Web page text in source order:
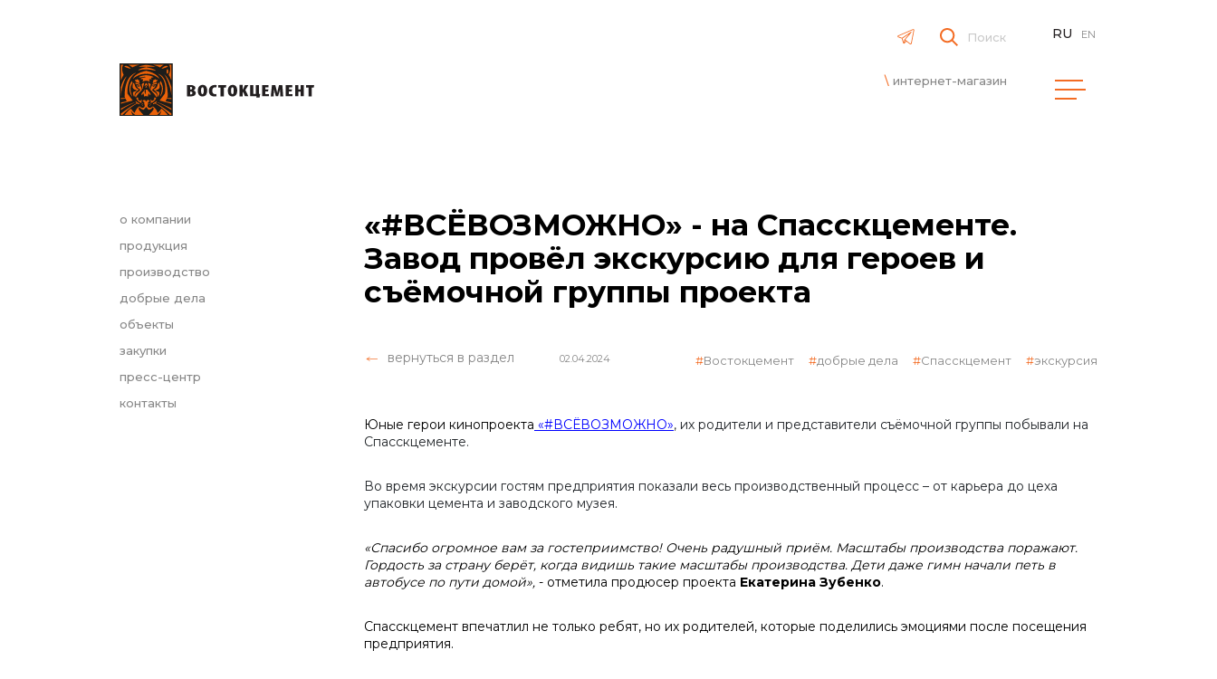
Поиск
интернет-магазин
RU EN
о компании
продукция
производство
добрые дела
объекты
закупки
пресс-центр
контакты
«#ВСЁВОЗМОЖНО» - на Спасскцементе.
Завод провёл экскурсию для героев и
съёмочной группы проекта
вернуться в раздел 02.04.2024 Востокцемент добрые дела Спасскцемент экскурсия
Юные герои кинопроекта «#ВСЁВОЗМОЖНО», их родители и представители съёмочной группы побывали на
Спасскцементе.
Во время экскурсии гостям предприятия показали весь производственный процесс – от карьера до цеха
упаковки цемента и заводского музея.
«Спасибо огромное вам за гостеприимство! Очень радушный приём. Масштабы производства поражают.
Гордость за страну берёт, когда видишь такие масштабы производства. Дети даже гимн начали петь в
автобусе по пути домой», - отметила продюсер проекта Екатерина Зубенко.
Спасскцемент впечатлил не только ребят, но их родителей, которые поделились эмоциями после посещения
предприятия.